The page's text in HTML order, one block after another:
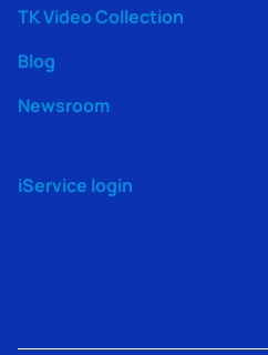
TK Video Collection
Blog
Newsroom
iService login